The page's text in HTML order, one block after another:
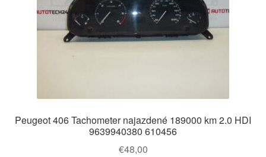
Peugeot 406 Tachometer najazdené 189000 km 2.0 HDI
9639940380 610456
€48,00